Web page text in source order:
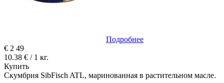
Подробнее
€ 2 49
10.38 € / 1 кг.
Купить
Скумбрия SibFisch ATL, маринованная в растительном масле.